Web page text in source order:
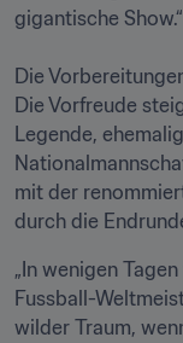
gigantische Show.“
Die
Die Vorfreude
Legende,
mit der
durch die
„In wenigen
Fussball-
wilder Traum,